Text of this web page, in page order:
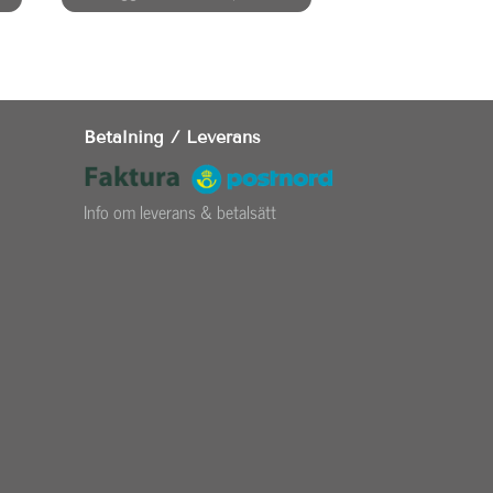
Betalning / Leverans
Info om leverans & betalsätt